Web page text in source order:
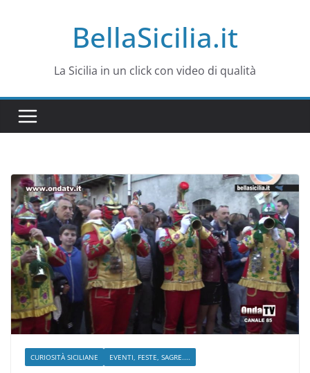
BellaSicilia.it
La Sicilia in un click con video di qualità
CURIOSITÀ SICILIANE EVENTI, FESTE, SAGRE....